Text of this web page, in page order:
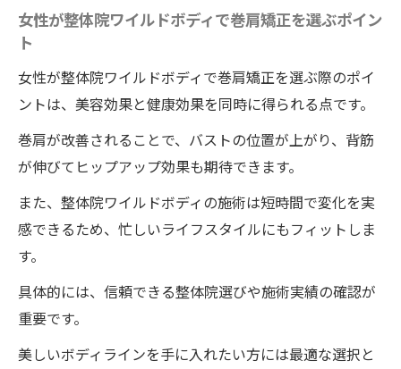
女性が整体院ワイルドボディで巻肩矯正を選ぶポイン
ト
女性が整体院ワイルドボディで巻肩矯正を選ぶ際のポイ
ントは、美容効果と健康効果を同時に得られる点です。
巻肩が改善されることで、バストの位置が上がり、背筋
が伸びてヒップアップ効果も期待できます。
また、整体院ワイルドボディの施術は短時間で変化を実
感できるため、忙しいライフスタイルにもフィットしま
す。
具体的には、信頼できる整体院選びや施術実績の確認が
重要です。
美しいボディラインを手に入れたい方には最適な選択と